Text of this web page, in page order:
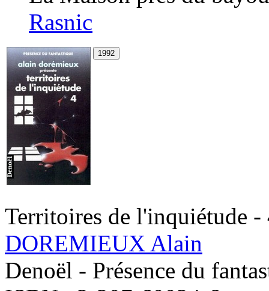
Rasnic
Territoires de l'inquiétude -
DOREMIEUX Alain
Denoël - Présence du